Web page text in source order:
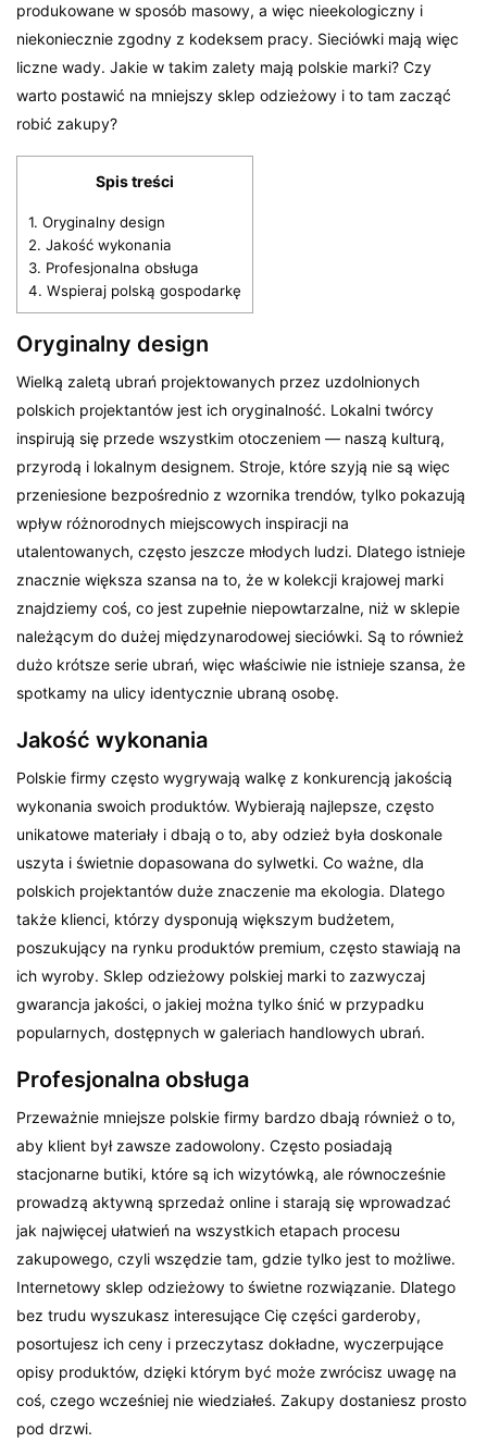
produkowane w sposób masowy, a więc nieekologiczny i
niekoniecznie zgodny z kodeksem pracy. Sieciówki mają więc
liczne wady. Jakie w takim zalety mają polskie marki? Czy
warto postawić na mniejszy sklep odzieżowy i to tam zacząć
robić zakupy?
Spis treści
1. Oryginalny design
2. Jakość wykonania
3. Profesjonalna obsługa
4. Wspieraj polską gospodarkę
Oryginalny design
Wielką zaletą ubrań projektowanych przez uzdolnionych
polskich projektantów jest ich oryginalność. Lokalni twórcy
inspirują się przede wszystkim otoczeniem — naszą kulturą,
przyrodą i lokalnym designem. Stroje, które szyją nie są więc
przeniesione bezpośrednio z wzornika trendów, tylko pokazują
wpływ różnorodnych miejscowych inspiracji na
utalentowanych, często jeszcze młodych ludzi. Dlatego istnieje
znacznie większa szansa na to, że w kolekcji krajowej marki
znajdziemy coś, co jest zupełnie niepowtarzalne, niż w sklepie
należącym do dużej międzynarodowej sieciówki. Są to również
dużo krótsze serie ubrań, więc właściwie nie istnieje szansa, że
spotkamy na ulicy identycznie ubraną osobę.
Jakość wykonania
Polskie firmy często wygrywają walkę z konkurencją jakością
wykonania swoich produktów. Wybierają najlepsze, często
unikatowe materiały i dbają o to, aby odzież była doskonale
uszyta i świetnie dopasowana do sylwetki. Co ważne, dla
polskich projektantów duże znaczenie ma ekologia. Dlatego
także klienci, którzy dysponują większym budżetem,
poszukujący na rynku produktów premium, często stawiają na
ich wyroby. Sklep odzieżowy polskiej marki to zazwyczaj
gwarancja jakości, o jakiej można tylko śnić w przypadku
popularnych, dostępnych w galeriach handlowych ubrań.
Profesjonalna obsługa
Przeważnie mniejsze polskie firmy bardzo dbają również o to,
aby klient był zawsze zadowolony. Często posiadają
stacjonarne butiki, które są ich wizytówką, ale równocześnie
prowadzą aktywną sprzedaż online i starają się wprowadzać
jak najwięcej ułatwień na wszystkich etapach procesu
zakupowego, czyli wszędzie tam, gdzie tylko jest to możliwe.
Internetowy sklep odzieżowy to świetne rozwiązanie. Dlatego
bez trudu wyszukasz interesujące Cię części garderoby,
posortujesz ich ceny i przeczytasz dokładne, wyczerpujące
opisy produktów, dzięki którym być może zwrócisz uwagę na
coś, czego wcześniej nie wiedziałeś. Zakupy dostaniesz prosto
pod drzwi.